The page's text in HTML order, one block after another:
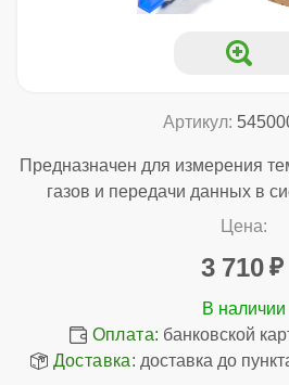
Артикул:
Предназначен для измерения
газов и передачи данных в
Цена:
3 710
Оплата: банковской
Доставка: доставка до